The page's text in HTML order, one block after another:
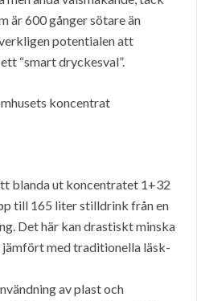
är 600 gånger sötare än
potentialen att
“smart dryckesval”.
koncentrat
blanda ut koncentratet 1+32
till 165 liter stilldrink från en
Det här kan drastiskt minska
med traditionella läsk-
av plast och